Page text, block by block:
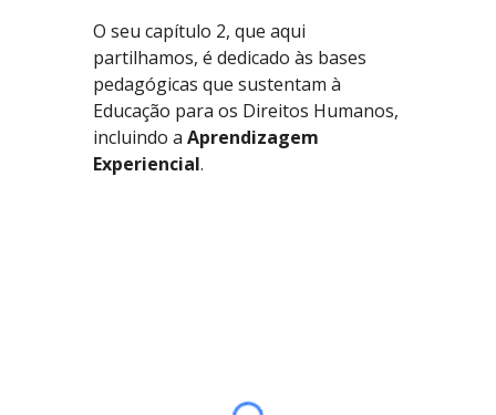
O seu capítulo 2, que aqui
partilhamos, é dedicado às bases
pedagógicas que sustentam à
Educação para os Direitos Humanos,
incluindo aAprendizagem
Experiencial.